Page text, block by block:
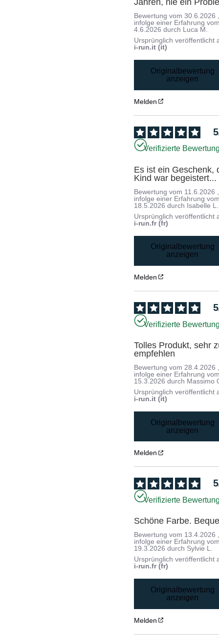
Jahren, nie ein
Bewertung vom30.6.2026
infolge einer Erfahrung
4.6.2026 durch Luca M.
Ursprünglich veröffentlicht
i-run.it (it)
Originalbewertung
anzeigen
Melden
5
Verifizierte
Es ist ein Geschenk,
Kind war begeistert...
Bewertung vom 11.6.2026
infolge einer Erfahrung
18.5.2026 durch Isabelle L.
Ursprünglich veröffentlicht
i-run.fr (fr)
Originalbewertung
anzeigen
Melden
5
Verifizierte
Tolles Produkt, sehr
empfehlen
Bewertung vom 28.4.2026
infolge einer Erfahrung
15.3.2026 durch Massimo
Ursprünglich veröffentlicht
i-run.it (it)
Originalbewertung
anzeigen
Melden
5
Verifizierte
Schöne Farbe.
Bewertung vom 13.4.2026
infolge einer Erfahrung
19.3.2026 durch Sylvie L.
Ursprünglich veröffentlicht
i-run.fr (fr)
Originalbewertung
anzeigen
Melden